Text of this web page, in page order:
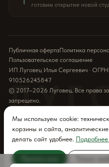
готовим открытие новой
Публичная офертаПолитика
Пользовательское соглашение
ИП Луговец Илья Сергеевич ·
910526245847
© 2017–2026 Луговец. Все права
запрещено.
Мы используем cookie:
корзины и сайта,
делать сайт удобнее.